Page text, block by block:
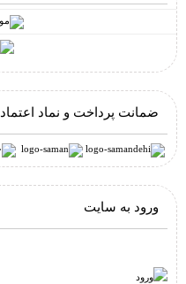
ضمانت پرداخت و نماد اعتماد
ورود به سایت